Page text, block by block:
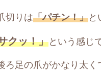
切りは「パチン！」と
クッ！」という感じ
ろ足の爪がかなり太